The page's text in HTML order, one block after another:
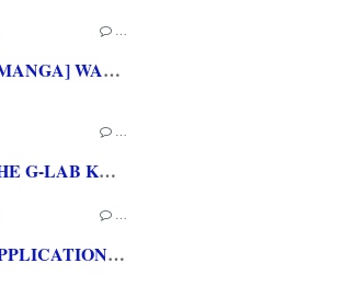
…
[REVUE MANGA] WARCRAFT LE PUITS DE SOLEIL - La chasse au dragon chez Mana Books
…
[TEST] THE G-LAB KEYZ ELITE 400 HE PC
…
[TEST] APPLICATION QWARGS : une appli française pour gérer sa collection de jeux vidéo prometteuse!